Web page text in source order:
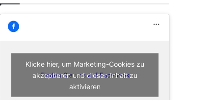
Finden Sie uns auf Facebook
Klicke hier, um Marketing-Cookies zu
akzeptieren und diesen Inhalt zu
aktivieren